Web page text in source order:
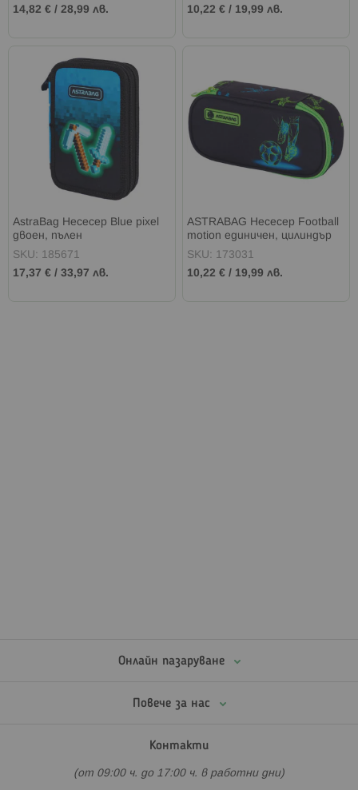
14,82 € / 28,99 лв.
10,22 € / 19,99 лв.
AstraBag Несесер Blue pixel
двоен, пълен
SKU: 185671
17,37 € / 33,97 лв.
ASTRABAG Несесер Football
motion единичен, цилиндър
SKU: 173031
10,22 € / 19,99 лв.
Онлайн пазаруване
Повече за нас
Контакти
(от 09:00 ч. до 17:00 ч. в работни дни)